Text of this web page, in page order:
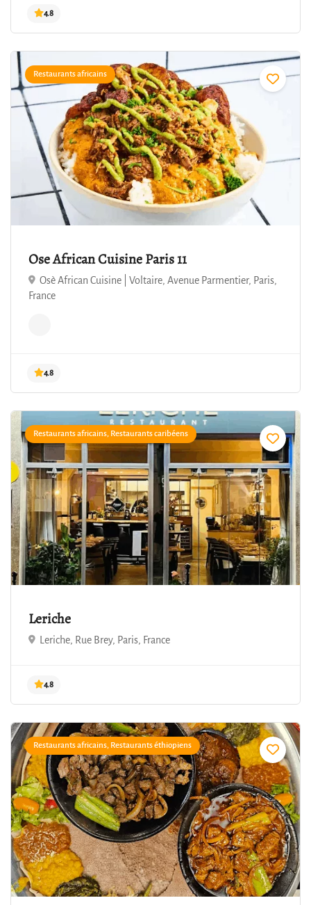
4.8
4.8
Restaurants africains
Ose African Cuisine Paris 11
Osè African Cuisine | Voltaire, Avenue Parmentier, Paris,
France
Restaurants africains, Restaurants caribéens
Leriche
Leriche, Rue Brey, Paris, France
Restaurants africains, Restaurants éthiopiens